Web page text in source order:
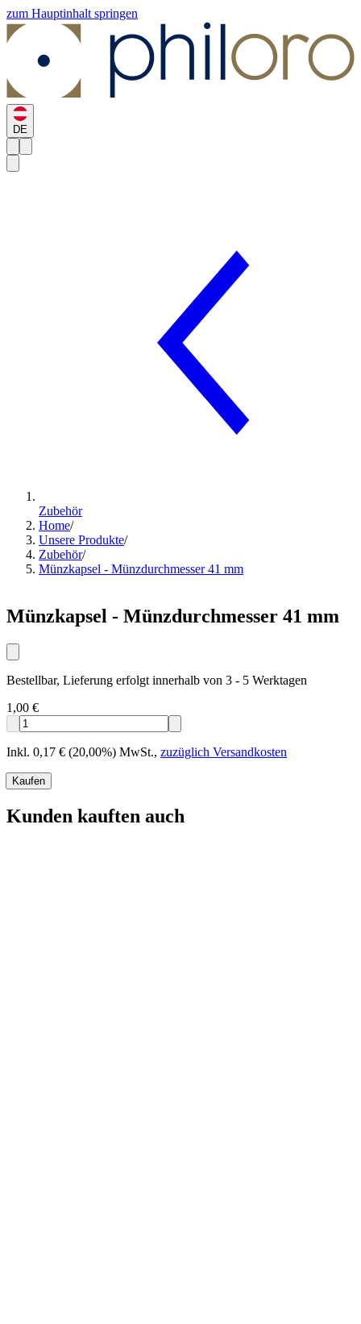
zum Hauptinhalt springen
DE
Zubehör
Home/
Unsere Produkte/
Zubehör/
Münzkapsel - Münzdurchmesser 41 mm
Münzkapsel - Münzdurchmesser 41 mm
Bestellbar, Lieferung erfolgt innerhalb von 3 - 5 Werktagen
1,00 €
Inkl. 0,17 € (20,00%) MwSt., zuzüglich Versandkosten
Kaufen
Kunden kauften auch